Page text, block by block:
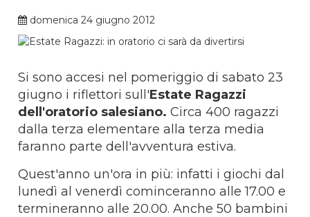
domenica 24 giugno 2012
Si sono accesi nel pomeriggio di sabato 23
giugno i riflettori sull'Estate Ragazzi
dell'oratorio salesiano. Circa 400 ragazzi
dalla terza elementare alla terza media
faranno parte dell'avventura estiva.
Quest'anno un'ora in più: infatti i giochi dal
lunedì al venerdì cominceranno alle 17.00 e
termineranno alle 20.00. Anche 50 bambini